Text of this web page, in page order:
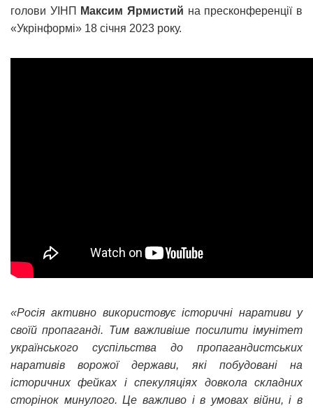
голови УІНП
Максим Ярмистий на пресконференції в
«Укрінформі» 18 січня 2023 року.
«Росія активно використовує історичні наративи у
своїй пропаганді. Тим важливіше посилити імунітет
українського суспільства до пропагандистських
наративів ворожої держави, які побудовані на
історичних фейках і спекуляціях довкола складних
сторінок минулого. Це важливо і в умовах війни, і в